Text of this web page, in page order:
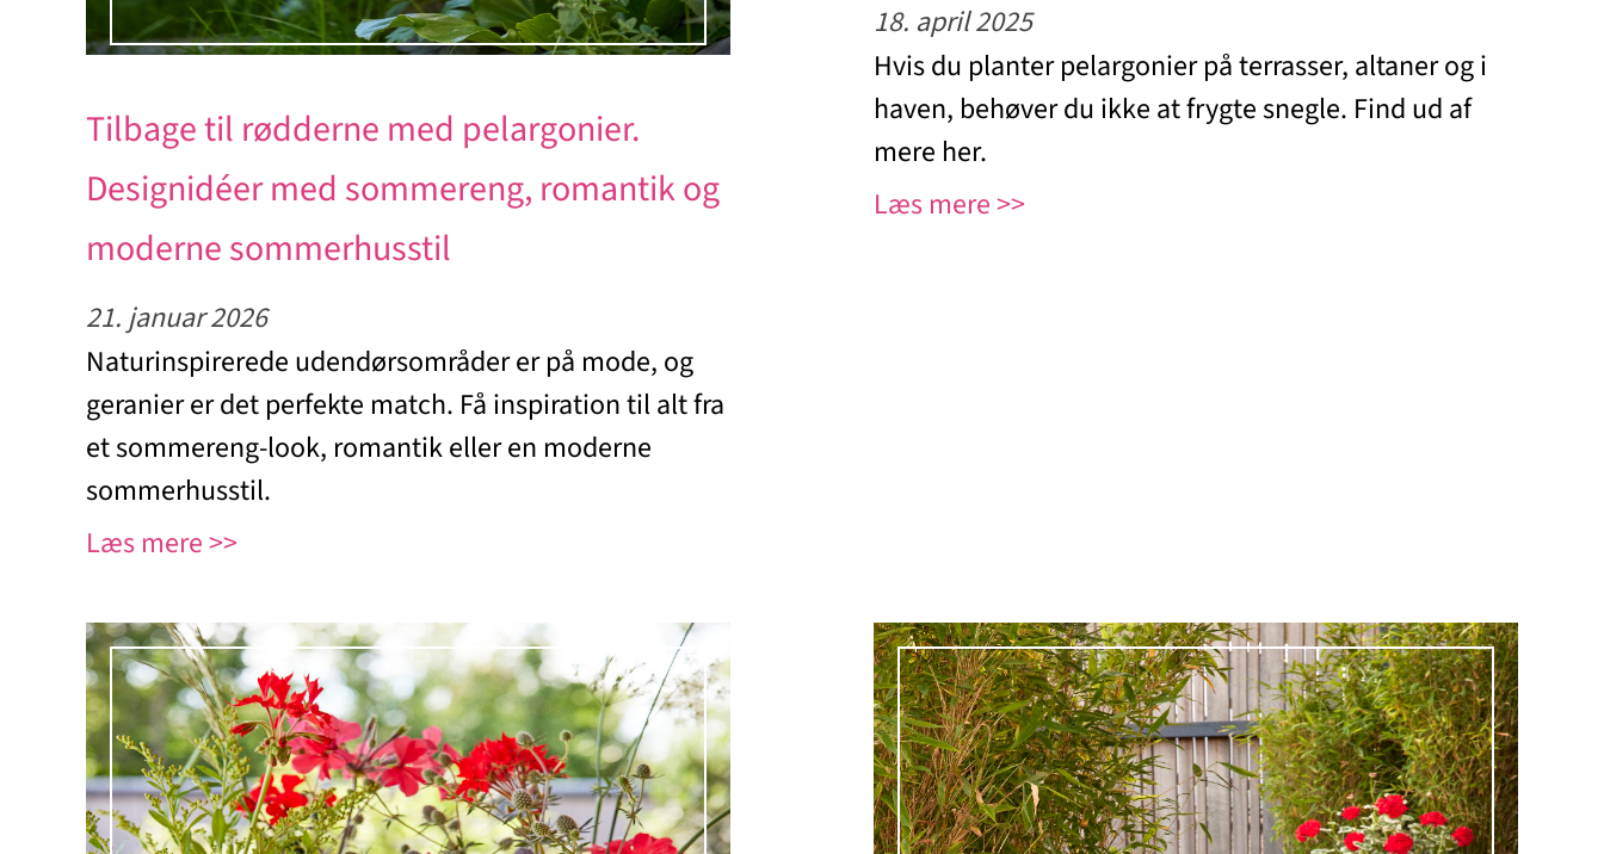
Tilbage til rødderne med pelargonier.
Designidéer med sommereng, romantik og
moderne sommerhusstil
21. januar 2026
Naturinspirerede udendørsområder er på mode, og
geranier er det perfekte match. Få inspiration til alt fra
et sommereng-look, romantik eller en moderne
sommerhusstil.
Læs mere
18. april 2025
Hvis du planter pelargonier på terrasser, altaner og i
haven, behøver du ikke at frygte snegle. Find ud af
mere her.
Læs mere